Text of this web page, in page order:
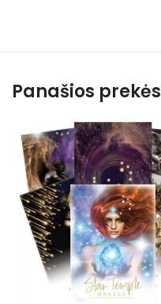
Panašios prekės